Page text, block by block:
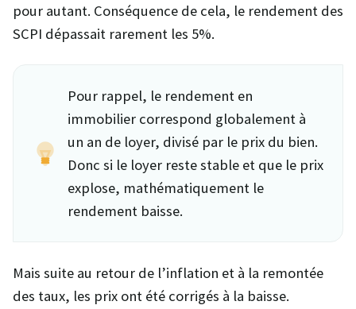
pour autant. Conséquence de cela, le rendement des
SCPI dépassait rarement les 5%.
Pour rappel, le rendement en
immobilier correspond globalement à
un an de loyer, divisé par le prix du bien.
Donc si le loyer reste stable et que le prix
explose, mathématiquement le
rendement baisse.
Mais suite au retour de l’inflation et à la remontée
des taux, les prix ont été corrigés à la baisse.